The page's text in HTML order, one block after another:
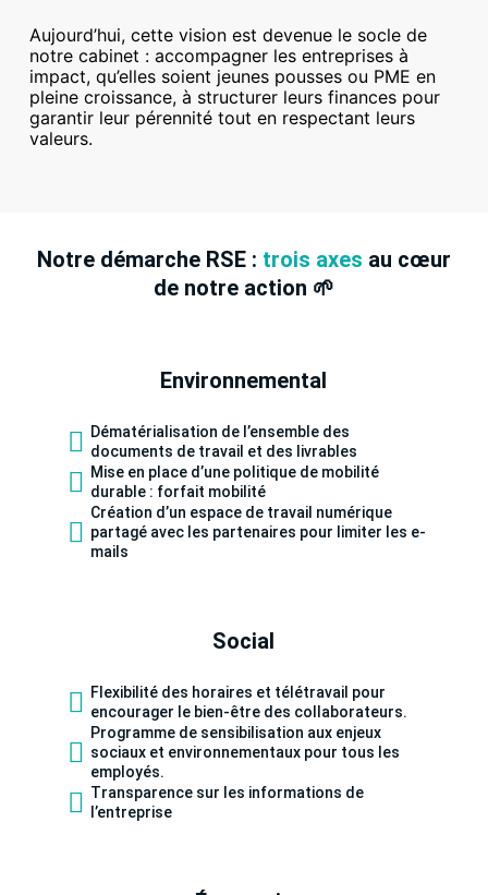
Aujourd’hui, cette vision est devenue le socle de
notre cabinet : accompagner les entreprises à
impact, qu’elles soient jeunes pousses ou PME en
pleine croissance, à structurer leurs finances pour
garantir leur pérennité tout en respectant leurs
valeurs.
Notre démarche RSE : trois axes au cœur
de notre action 🌱
Environnemental
Dématérialisation de l’ensemble des
documents de travail et des livrables
Mise en place d’une politique de mobilité
durable : forfait mobilité
Création d’un espace de travail numérique
partagé avec les partenaires pour limiter les e-
mails
Social
Flexibilité des horaires et télétravail pour
encourager le bien-être des collaborateurs.
Programme de sensibilisation aux enjeux
sociaux et environnementaux pour tous les
employés.
Transparence sur les informations de
l’entreprise